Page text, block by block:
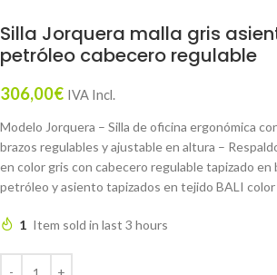
Silla Jorquera malla gris
petróleo cabecero regulable
306,00€ IVA Incl.
Modelo Jorquera – Silla de oficina ergonómica
brazos regulables y ajustable en altura –
en color gris con cabecero regulable tapizado en
petróleo y asiento tapizados en tejido BALI
1 Item sold in last 3 hours